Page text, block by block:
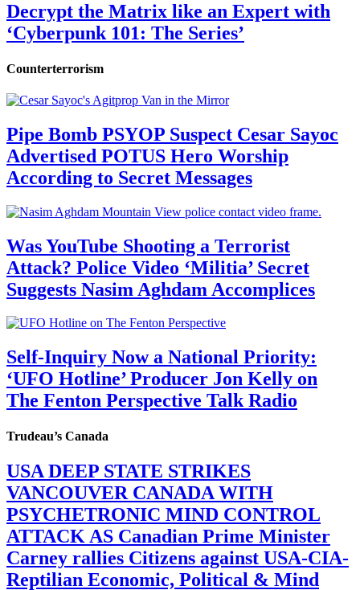
Decrypt the Matrix like an Expert with
‘Cyberpunk 101: The Series’
Counterterrorism
Pipe Bomb PSYOP Suspect Cesar Sayoc
Advertised POTUS Hero Worship
According to Secret Messages
Was YouTube Shooting a Terrorist
Attack? Police Video ‘Militia’ Secret
Suggests Nasim Aghdam Accomplices
Self-Inquiry Now a National Priority:
‘UFO Hotline’ Producer Jon Kelly on
The Fenton Perspective Talk Radio
Trudeau’s Canada
USA DEEP STATE STRIKES
VANCOUVER CANADA WITH
PSYCHETRONIC MIND CONTROL
ATTACK AS Canadian Prime Minister
Carney rallies Citizens against USA-CIA-
Reptilian Economic, Political & Mind